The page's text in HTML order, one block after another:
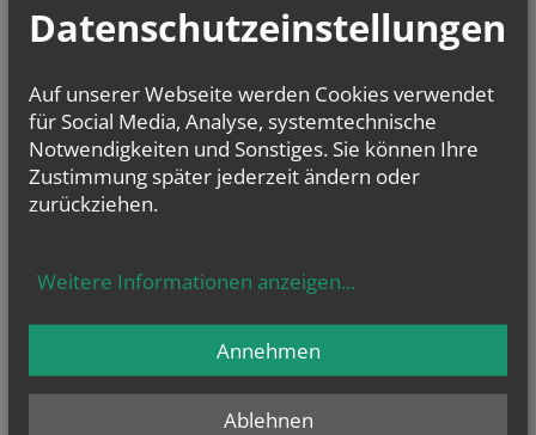
Datenschutzeinstellungen
Auf unserer Webseite werden Cookies verwendet
für Social Media, Analyse, systemtechnische
Notwendigkeiten und Sonstiges. Sie können Ihre
Zustimmung später jederzeit ändern oder
zurückziehen.
Weitere Informationen anzeigen...
Ablehnen
Annehmen